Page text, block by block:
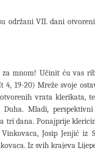
održani VII. dani
za mnom! Učinit ću vas
4, 19-20) Mreže svoje
vrata klerikata,
Duha. Mladi,
tri dana. Ponajprije
Josip Jenjić iz
Iz svih krajeva